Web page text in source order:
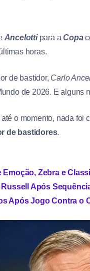
Ancelottipara aCopa
horas.
de bastidor, Carlo
de 2026. E alguns
o momento, nada foi
de bastidores.
Zebra e
Após
Após Jogo Contra o